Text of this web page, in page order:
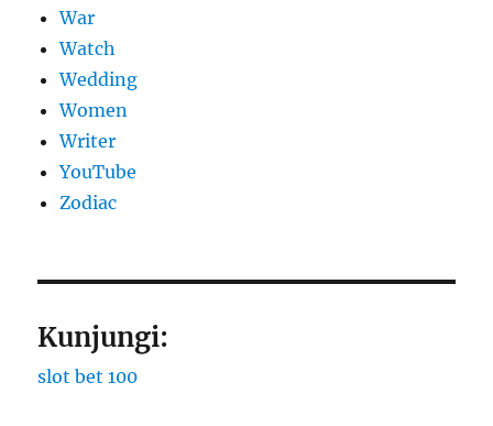
War
Watch
Wedding
Women
Writer
YouTube
Zodiac
Kunjungi:
slot bet 100